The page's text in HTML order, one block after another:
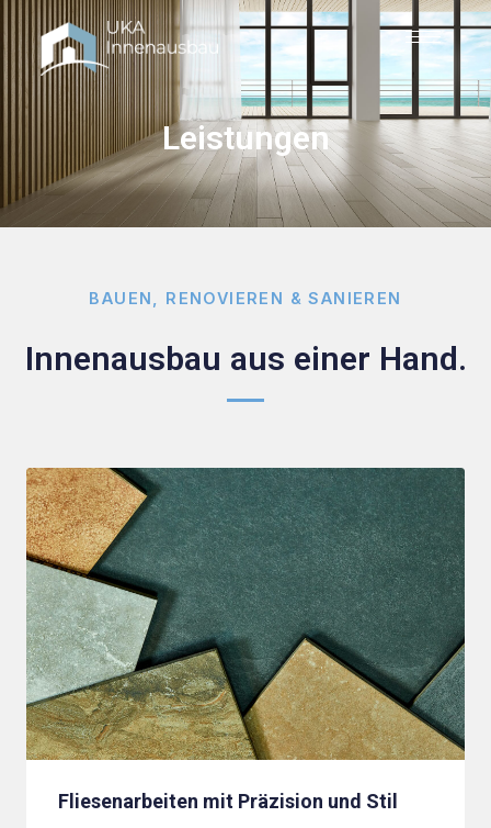
Leistungen
BAUEN, RENOVIEREN & SANIEREN
Innenausbau aus einer Hand.
Fliesenarbeiten mit Präzision und Stil